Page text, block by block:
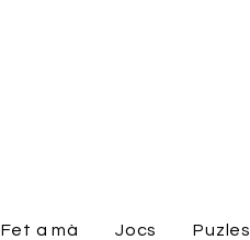
Fet a mà Jocs Puzles